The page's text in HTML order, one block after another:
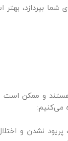
شما
هستند و ممکن
می‌کنیم:
نشدن و